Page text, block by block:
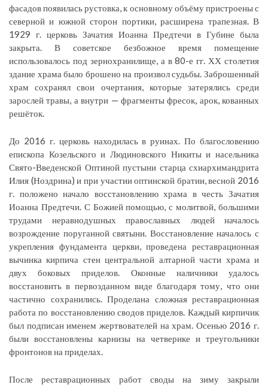
фасадов появилась рустовка, к основному объёму пристроены с
северной и южной сторон портики, расширена трапезная. В
1929 г. церковь Зачатия Иоанна Предтечи в Губине была
закрыта. В советское безбожное время помещение
использовалось под зернохранилище, а в 80-е гг. ХХ столетия
здание храма было брошено на произвол судьбы. Заброшенный
храм сохранял свои очертания, которые затерялись среди
зарослей травы, а внутри — фрагменты фресок, арок, кованных
решёток.
До 2016 г. церковь находилась в руинах. По благословению
епископа Козельского и Людиновского Никиты и насельника
Свято-Введенской Оптиной пустыни старца схиархимандрита
Илия (Ноздрина) и при участии оптинской братии, весной 2016
г. положено начало восстановлению храма в честь Зачатия
Иоанна Предтечи. С Божией помощью, с молитвой, большими
трудами неравнодушных православных людей началось
возрождение поруганной святыни. Восстановление началось с
укрепления фундамента церкви, проведена реставрационная
вычинка кирпича стен центральной алтарной части храма и
двух боковых приделов. Оконные наличники удалось
восстановить в первозданном виде благодаря тому, что они
частично сохранились. Проделана сложная реставрационная
работа по восстановлению сводов приделов. Каждый кирпичик
был подписан именем жертвователей на храм. Осенью 2016 г.
были восстановлены карнизы на четверике и треугольники
фронтонов на приделах.
После реставрационных работ своды на зиму закрыли